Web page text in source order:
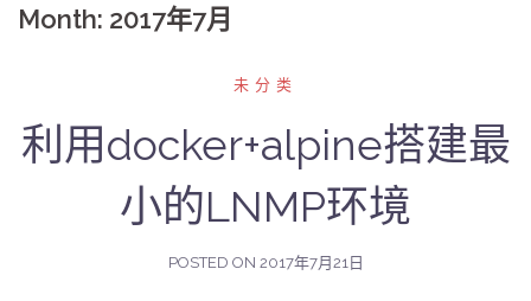
Month: 2017年7月
未分类
利用docker+alpine搭建最
小的LNMP环境
POSTED ON 2017年7月21日